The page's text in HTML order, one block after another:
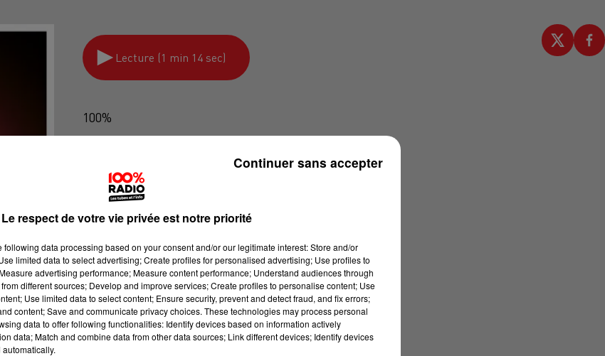
Lecture (1 min 14 sec)
100%
Le respect de votre vie privée est notre priorité
following data processing based on your consent and/or our legitimate interest: Store and/or
limited data to select advertising; Create profiles for personalised advertising; Use profiles to
advertising performance; Measure content performance; Understand audiences through
different sources; Develop and improve services; Create profiles to personalise content; Use
Use limited data to select content; Ensure security, prevent and detect fraud, and fix errors;
content; Save and communicate privacy choices. These technologies may process personal
data to offer following functionalities: Identify devices based on information actively
data; Match and combine data from other data sources; Link different devices; Identify devices
Continuer sans accepter